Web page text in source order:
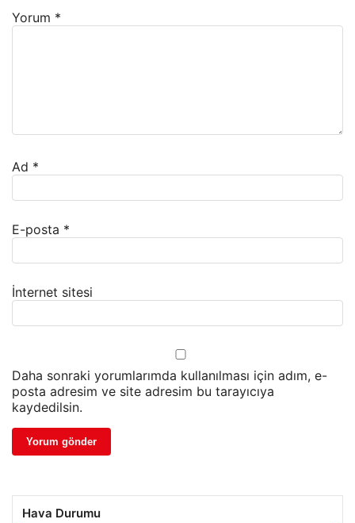
Yorum *
Ad *
E-posta *
İnternet sitesi
Daha sonraki yorumlarımda kullanılması için adım, e-
posta adresim ve site adresim bu tarayıcıya
kaydedilsin.
Hava Durumu